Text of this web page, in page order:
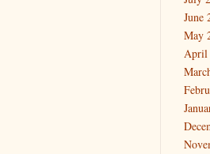
June
May
April